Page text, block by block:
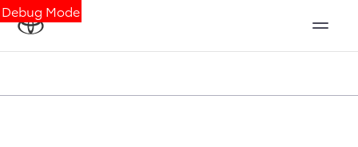
Debug Mode